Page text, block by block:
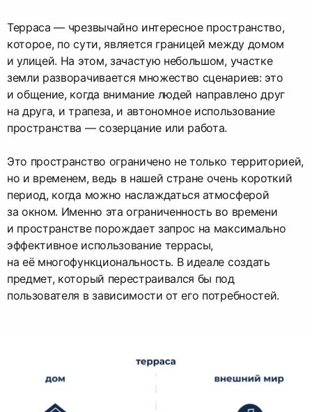
Терраса — чрезвычайно интересное пространство,
которое, по сути, является границей между домом
и улицей. На этом, зачастую небольшом, участке
земли разворачивается множество сценариев: это
и общение, когда внимание людей направлено друг
на друга, и трапеза, и автономное использование
пространства — созерцание или работа.
Это пространство ограничено не только территорией,
но и временем, ведь в нашей стране очень короткий
период, когда можно наслаждаться атмосферой
за окном. Именно эта ограниченность во времени
и пространстве порождает запрос на максимально
эффективное использование террасы,
на её многофункциональность. В идеале создать
предмет, который перестраивался бы под
пользователя в зависимости от его потребностей.